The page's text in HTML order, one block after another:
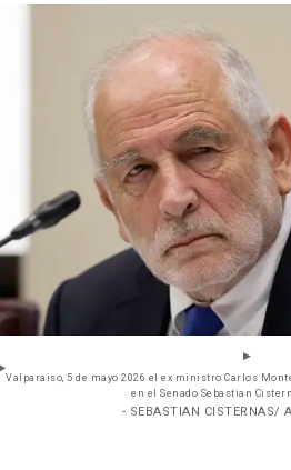
Valparaiso, 5 de mayo 2026 el ex ministro Carlos
en el Senado
- SEBASTIAN CISTERNAS/